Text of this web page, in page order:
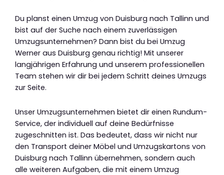
Du planst einen Umzug von Duisburg nach Tallinn und
bist auf der Suche nach einem zuverlässigen
Umzugsunternehmen? Dann bist du bei Umzug
Werner aus Duisburg genau richtig! Mit unserer
langjährigen Erfahrung und unserem professionellen
Team stehen wir dir bei jedem Schritt deines Umzugs
zur Seite.
Unser Umzugsunternehmen bietet dir einen Rundum-
Service, der individuell auf deine Bedürfnisse
zugeschnitten ist. Das bedeutet, dass wir nicht nur
den Transport deiner Möbel und Umzugskartons von
Duisburg nach Tallinn übernehmen, sondern auch
alle weiteren Aufgaben, die mit einem Umzug